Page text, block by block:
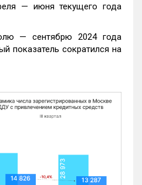
— июня текущего года
— сентябрю 2024 года
показатель сократился на